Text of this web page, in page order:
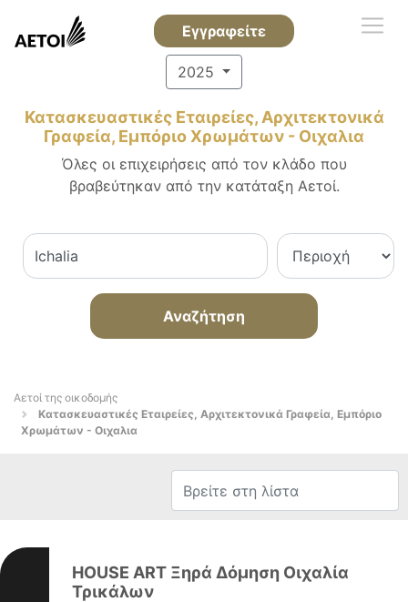
Εγγραφείτε
2025
Κατασκευαστικές Εταιρείες, Αρχιτεκτονικά
Γραφεία, Εμπόριο Χρωμάτων - Οιχαλια
Όλες οι επιχειρήσεις από τον κλάδο που
βραβεύτηκαν από την κατάταξη Αετοί.
Αναζήτηση
Αετοί της οικοδομής
Κατασκευαστικές Εταιρείες, Αρχιτεκτονικά Γραφεία, Εμπόριο
Χρωμάτων - Οιχαλια
HOUSE ART Ξηρά Δόμηση Οιχαλία
Τρικάλων